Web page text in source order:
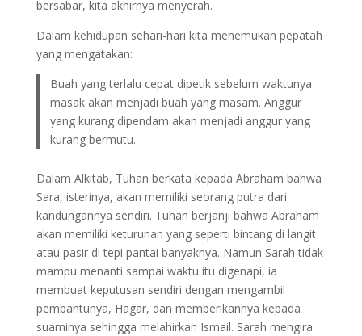
bersabar, kita akhirnya menyerah.
Dalam kehidupan sehari-hari kita menemukan pepatah
yang mengatakan:
Buah yang terlalu cepat dipetik sebelum waktunya
masak akan menjadi buah yang masam. Anggur
yang kurang dipendam akan menjadi anggur yang
kurang bermutu.
Dalam Alkitab, Tuhan berkata kepada Abraham bahwa
Sara, isterinya, akan memiliki seorang putra dari
kandungannya sendiri. Tuhan berjanji bahwa Abraham
akan memiliki keturunan yang seperti bintang di langit
atau pasir di tepi pantai banyaknya. Namun Sarah tidak
mampu menanti sampai waktu itu digenapi, ia
membuat keputusan sendiri dengan mengambil
pembantunya, Hagar, dan memberikannya kepada
suaminya sehingga melahirkan Ismail. Sarah mengira